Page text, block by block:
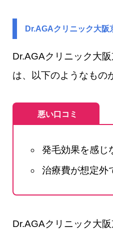
Dr.AGAクリニック大阪
Dr.AGAクリニック大
は、以下のようなもの
悪い口コミ
発毛効果を感じ
治療費が想定外
Dr.AGAクリニック大